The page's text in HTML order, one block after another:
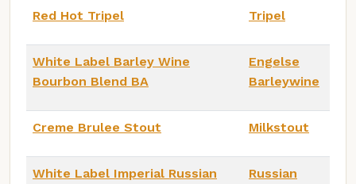
Red Hot Tripel Tripel
White Label Barley Wine
Bourbon Blend BA
Engelse
Barleywine
Creme Brulee Stout Milkstout
White Label Imperial Russian
Russian